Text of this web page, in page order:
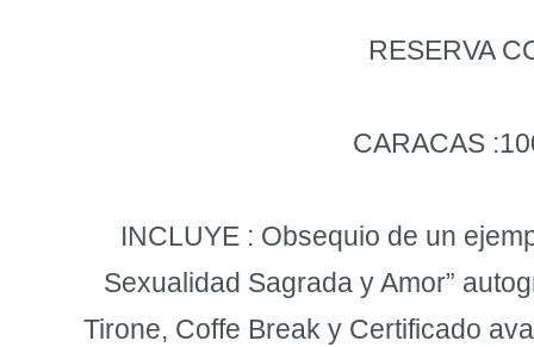
RESERVA
CARACAS
INCLUYE : Obsequio de un
Sexualidad Sagrada y Amor”
Tirone, Coffe Break y Certificado